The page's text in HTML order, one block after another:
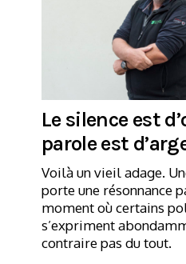
Le silence est
parole est
Voilà un vieil adage.
porte une résonnance
moment où certains
s’expriment
contraire pas du tout.